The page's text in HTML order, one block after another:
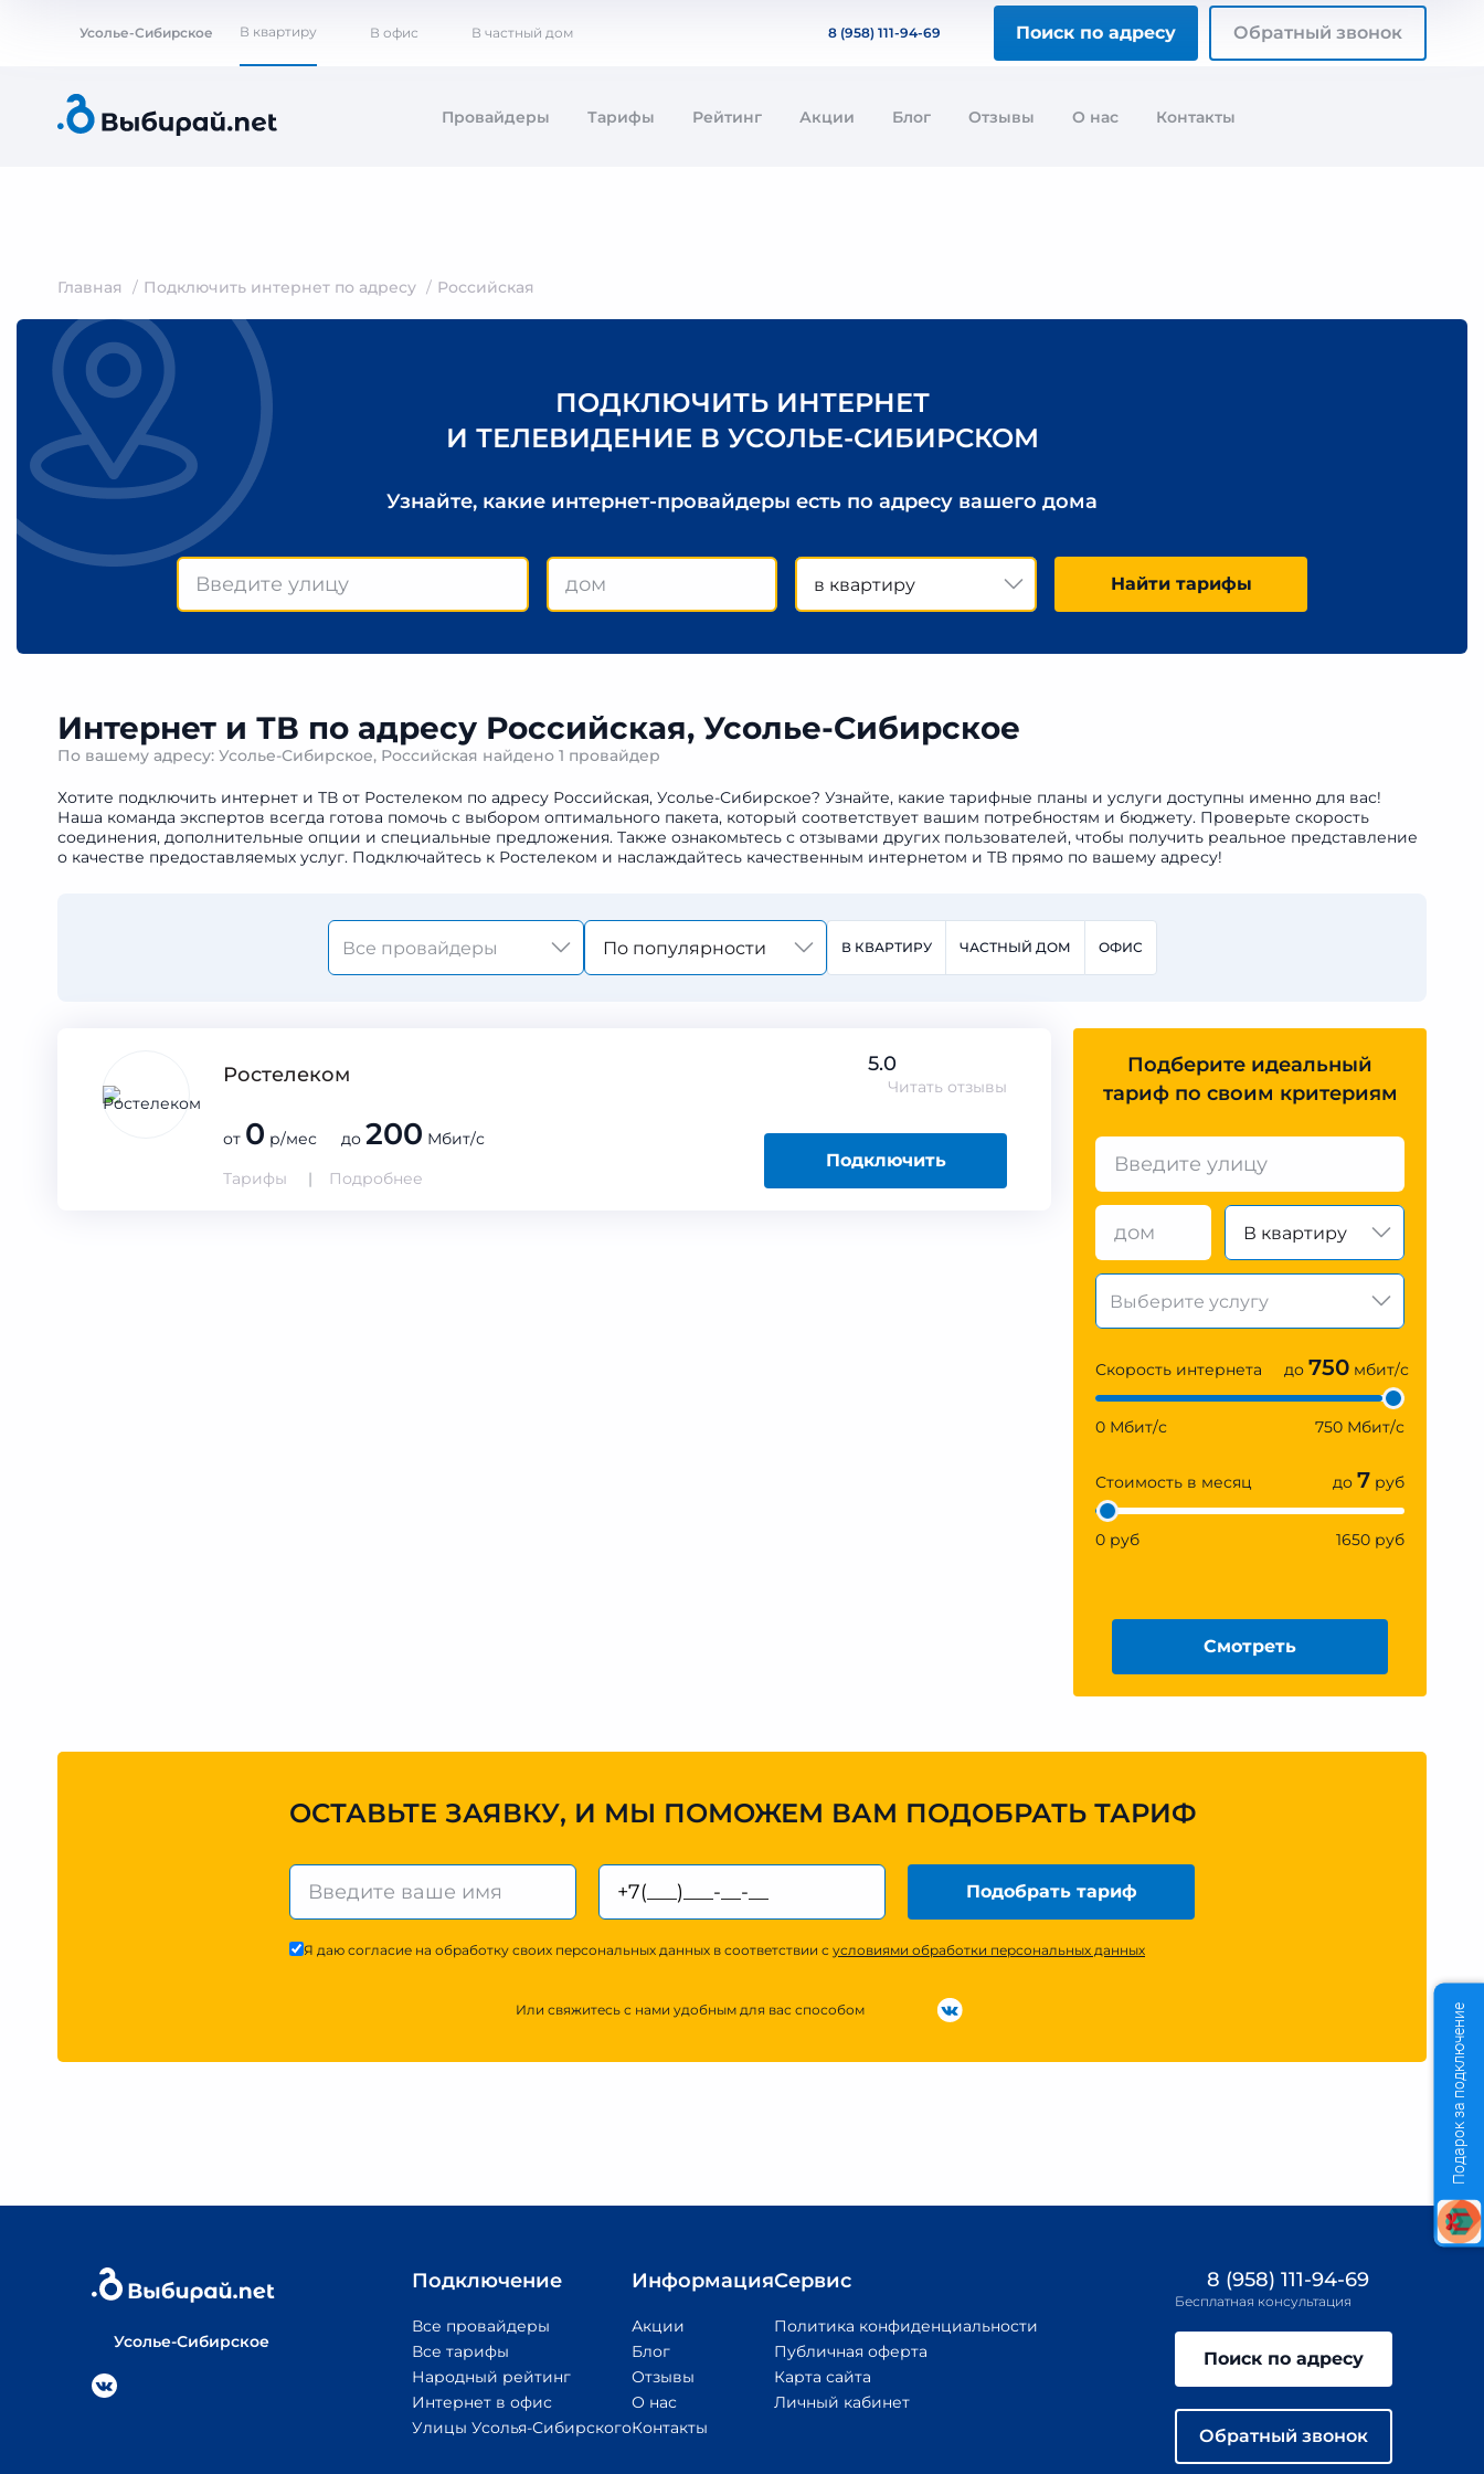
Усолье-Сибирское В квартиру В офис В частный дом 8 (958) 111-94-69 Поиск по адресу Обратный звонок
Провайдеры Тарифы Рейтинг Акции Блог Отзывы О нас Контакты
Главная Подключить интернет по адресу Российская
ПОДКЛЮЧИТЬ ИНТЕРНЕТ
И ТЕЛЕВИДЕНИЕ В УСОЛЬЕ-СИБИРСКОМ
Узнайте, какие интернет-провайдеры есть по адресу вашего дома
в квартиру Найти тарифы
Интернет и ТВ по адресу Российская, Усолье-Сибирское
По вашему адресу: Усолье-Сибирское, Российская найдено 1 провайдер
Хотите подключить интернет и ТВ от Ростелеком по адресу Российская, Усолье-Сибирское? Узнайте, какие тарифные планы и услуги доступны именно для вас!
Наша команда экспертов всегда готова помочь с выбором оптимального пакета, который соответствует вашим потребностям и бюджету. Проверьте скорость
соединения, дополнительные опции и специальные предложения. Также ознакомьтесь с отзывами других пользователей, чтобы получить реальное представление
о качестве предоставляемых услуг. Подключайтесь к Ростелеком и наслаждайтесь качественным интернетом и ТВ прямо по вашему адресу!
По популярности В КВАРТИРУ ЧАСТНЫЙ ДОМ ОФИС
Ростелеком 5.0
Читать отзывы
от 0 р/мес до 200 Мбит/с
Тарифы
Подробнее
Подключить
Подберите идеальный
тариф по своим критериям
В квартиру
Скорость интернета до 750 мбит/с
0 Мбит/с 750 Мбит/с
Стоимость в месяц до 7 руб
0 руб 1650 руб
Смотреть
ОСТАВЬТЕ ЗАЯВКУ, И МЫ ПОМОЖЕМ ВАМ ПОДОБРАТЬ ТАРИФ
Подобрать тариф
Я даю согласие на обработку своих персональных данных в соответствии с условиями обработки персональных данных
Или свяжитесь с нами удобным для вас способом
Усолье-Сибирское
Подключение
Все провайдеры
Все тарифы
Народный рейтинг
Интернет в офис
Улицы Усолья-Сибирского
Информация
Акции
Блог
Отзывы
О нас
Контакты
Сервис
Политика конфиденциальности
Публичная оферта
Карта сайта
Личный кабинет
8 (958) 111-94-69
Бесплатная консультация
Поиск по адресу
Обратный звонок
Подарок за подключение